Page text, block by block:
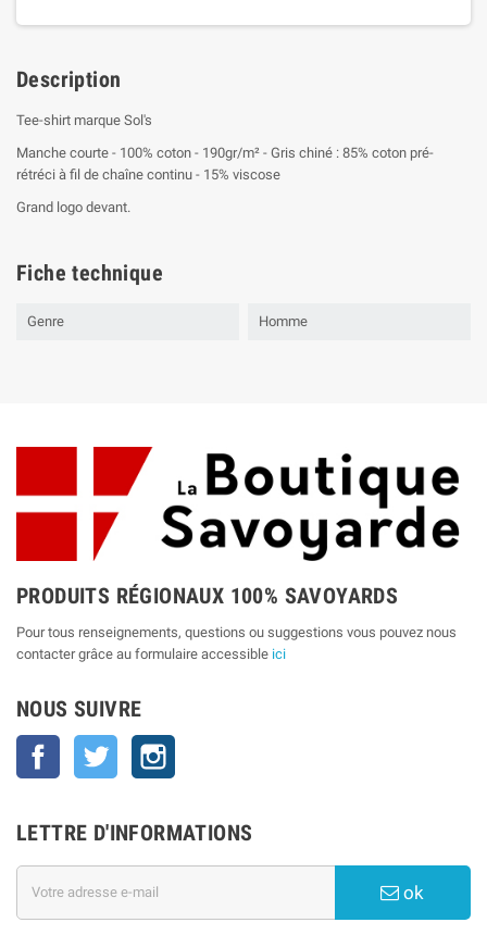
Description
Tee-shirt marque Sol's
Manche courte - 100% coton - 190gr/m² - Gris chiné : 85% coton pré-
rétréci à fil de chaîne continu - 15% viscose
Grand logo devant.
Fiche technique
Genre Homme
PRODUITS RÉGIONAUX 100% SAVOYARDS
Pour tous renseignements, questions ou suggestions vous pouvez nous
contacter grâce au formulaire accessible ici
NOUS SUIVRE
Facebook Twitter
LETTRE D'INFORMATIONS
ok